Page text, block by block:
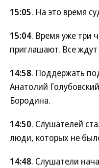
15:05. На это время
15:04. Время уже три
приглашают. Все ждут
14:58. Поддержать
Анатолий
Бородина.
14:50. Слушателей
люди, которых не
14:48. Слушатели